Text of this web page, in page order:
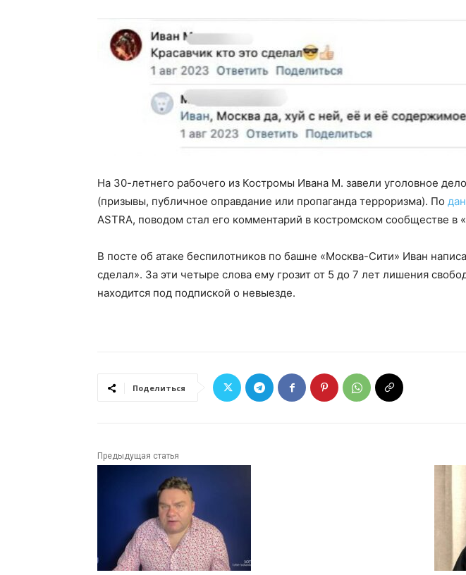
На 30-летнего рабочего из Костромы Ивана М. завели уголовное
(призывы, публичное оправдание или пропаганда терроризма). По
ASTRA, поводом стал его комментарий в костромском сообществе в
В посте об атаке беспилотников по башне «Москва-Сити» Иван
сделал». За эти четыре слова ему грозит от 5 до 7 лет лишения
находится под подпиской о невыезде.
Поделиться
Предыдущая статья